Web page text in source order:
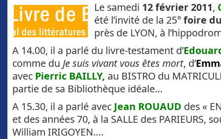
Le samedi 12 février 2011,
été l’invité de la 25°foire
près de LYON, à
A 14.00, il a parlé du livre-testament d’
comme du Je suis vivant vous êtes mort, d’
avec Pierric BAILLY, au BISTRO du
partie de sa Bibliothèque idéale…
A 15.30, il a parlé avec Jean ROUAUD des «
et des années 70, à la SALLE des PARIEURS,
William IRIGOYEN….